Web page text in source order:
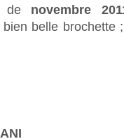
de novembre
belle brochette